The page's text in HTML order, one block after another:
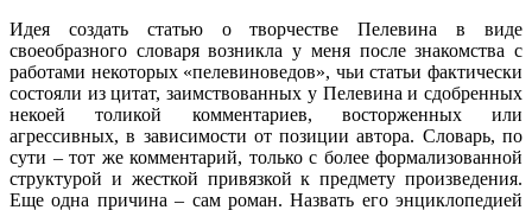
Идея создать статью о творчестве Пелевина в виде
своеобразного словаря возникла у меня после знакомства с
работами некоторых «пелевиноведов», чьи статьи фактически
состояли из цитат, заимствованных у Пелевина и сдобренных
некоей толикой комментариев, восторженных или
агрессивных, в зависимости от позиции автора. Словарь, по
сути – тот же комментарий, только с более формализованной
структурой и жесткой привязкой к предмету произведения.
Еще одна причина – сам роман. Назвать его энциклопедией